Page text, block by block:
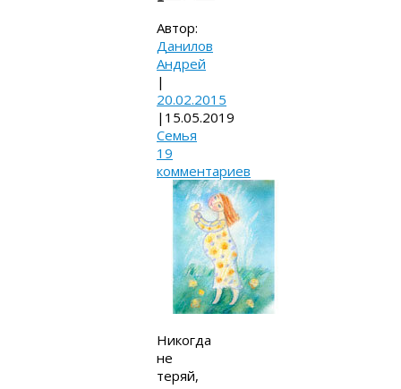
Автор:
Данилов
Андрей
|
20.02.2015
| 15.05.2019
Семья
19
комментариев
Никогда
не
теряй,